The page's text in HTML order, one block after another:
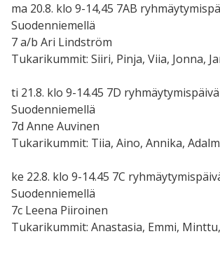
ma 20.8. klo 9-14,45 7AB
Suodenniemellä
7 a/b Ari Lindström
Tukarikummit: Siiri, Pinja, Viia, Jonna,
ti 21.8. klo 9-14.45 7D ryhmäytymispäivä
Suodenniemellä
7d Anne Auvinen
Tukarikummit: Tiia, Aino, Annika,
ke 22.8. klo 9-14.45 7C
Suodenniemellä
7c Leena Piiroinen
Tukarikummit: Anastasia, Emmi,